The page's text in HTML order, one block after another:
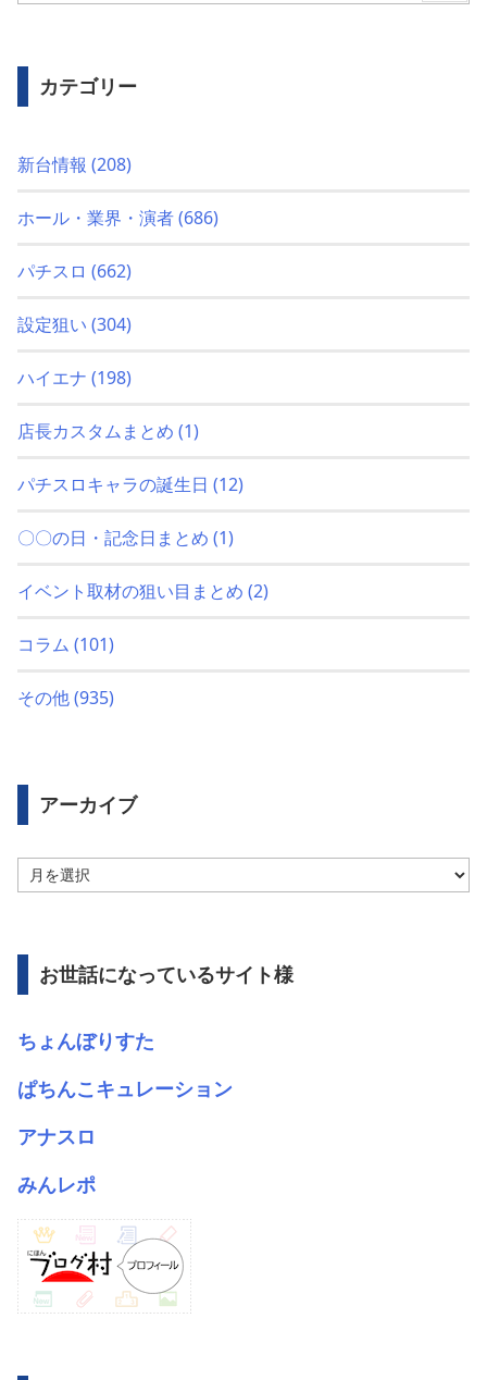
カテゴリー
新台情報 (208)
ホール・業界・演者(686)
パチスロ (662)
設定狙い (304)
ハイエナ (198)
店長カスタムまとめ (1)
パチスロキャラの誕生日 (12)
〇〇の日・記念日まとめ (1)
イベント取材の狙い目まとめ (2)
コラム (101)
その他(935)
アーカイブ
ー
ブ
お世話になっているサイト様
ちょんぼりすた
ぱちんこキュレーション
アナスロ
みんレポ